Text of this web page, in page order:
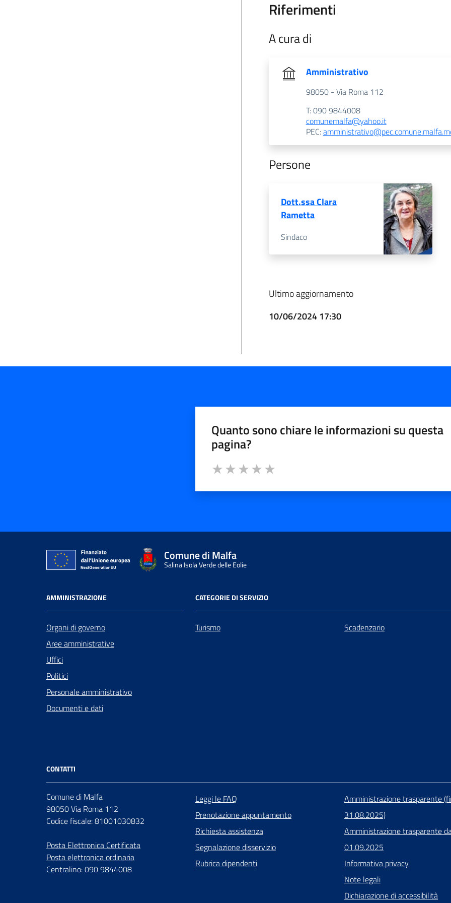
Riferimenti
A cura di
Amministrativo
98050 - Via Roma 112
T: 090 9844008
comunemalfa@yahoo.it
PEC:
Persone
Dott.ssa Clara
Rametta
Sindaco
Ultimo aggiornamento
10/06/2024 17:30
Quanto sono chiare le informazioni su questa
pagina?
Valuta da 1 a 5 stelle la pagina
Comune di Malfa
Salina Isola Verde delle Eolie
AMMINISTRAZIONE
Organi di governo
Aree amministrative
Uffici
Politici
Personale amministrativo
Documenti e dati
CATEGORIE DI SERVIZIO
Turismo Scadenzario
CONTATTI
Comune di Malfa
98050 Via Roma 112
Codice fiscale: 81001030832
Posta Elettronica Certificata
Posta elettronica ordinaria
Centralino: 090 9844008
Leggi le FAQ
Prenotazione appuntamento
Richiesta assistenza
Segnalazione disservizio
Rubrica dipendenti
Amministrazione trasparente
31.08.2025)
Amministrazione trasparente
01.09.2025
Informativa privacy
Note legali
Dichiarazione di accessibilità